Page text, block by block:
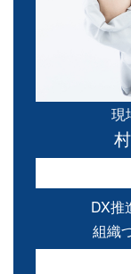
現
DX推
組織